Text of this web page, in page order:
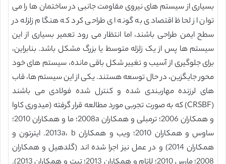
بسیاری از سیستم های نیروی مقاومت جانبی در ساختمان ها را می
توان از لحاظ اقتصادی به گونه ای طراحی کرد که هنگام زلزله در
سطح ایمن طراحی باشند، اما انتظار می رود تعمیر بسیاری از این
سیستم ها پس از یک زلزله متوسط یا بزرگ مشکل باشد. بنابراین،
برای جلوگیری از آسیب و تغییر شکل باقی مانده، سیستم های خود
محور جایگزین، در حال توسعه هستند. یکی از این سیستم ها، قاب
های لرزنده مهاربندی شده و کنترل شده فولادی می باشند
(CRSBF) که به صورت تجربی مورد مطالعه قرار گرفته (میدوری کاوا
و همکاران 2006؛ ترمبلی و همکاران 2008a؛ ما و همکاران 2010؛
ساوس و همکاران 2010؛ ویب و همکاران 2013a، b. ایترتون و
همکاران 2014) و در عمل نیز اجرا شده اند (گلدهیل و همکاران